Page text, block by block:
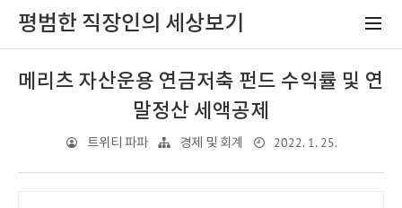
평범한 직장인의 세상보기
메리츠 자산운용 연금저축 펀드 수익률 및 연
말정산 세액공제
트위티 파파 경제 및 회계 2022. 1. 25.